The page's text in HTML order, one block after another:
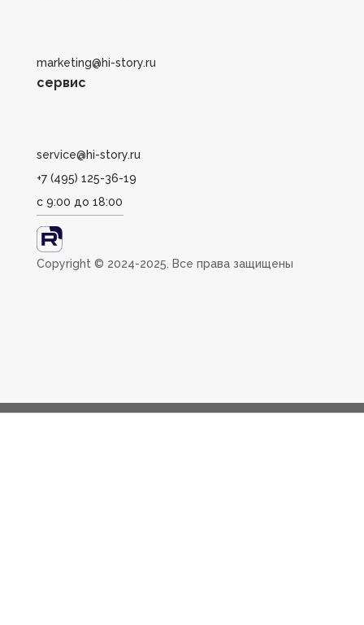
marketing@hi-story.ru
сервис
service@hi-story.ru
+7 (495) 125-36-19
с 9:00 до 18:00
Сopyright ©️ 2024-2025. Все права защищены